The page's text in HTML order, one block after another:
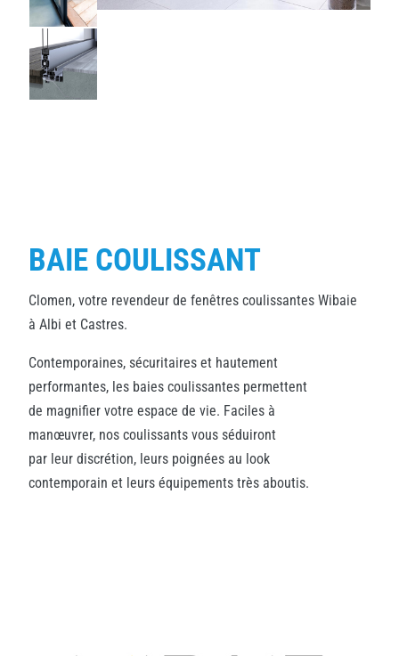
BAIE COULISSANT
Clomen, votre revendeur de fenêtres coulissantes Wibaie
à Albi et Castres.
Contemporaines, sécuritaires et hautement
performantes, les baies coulissantes permettent
de magnifier votre espace de vie. Faciles à
manœuvrer, nos coulissants vous séduiront
par leur discrétion, leurs poignées au look
contemporain et leurs équipements très aboutis.